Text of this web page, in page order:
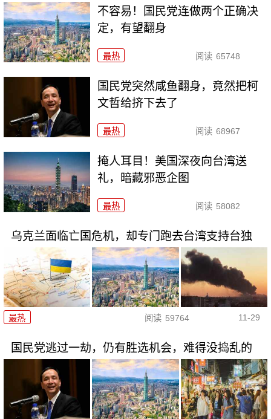
不容易！国民党连做两个正确决
定，有望翻身
最热 阅读 65748
国民党突然咸鱼翻身，竟然把柯
文哲给挤下去了
最热 阅读 68967
掩人耳目！美国深夜向台湾送
礼，暗藏邪恶企图
最热 阅读 58082
乌克兰面临亡国危机，却专门跑去台湾支持台独
最热 阅读 59764 11-29
国民党逃过一劫，仍有胜选机会，难得没捣乱的